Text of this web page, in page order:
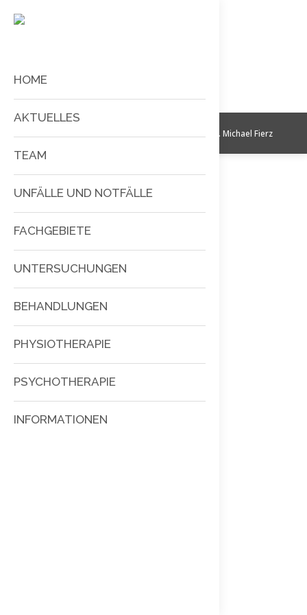
HOME
AKTUELLES
TEAM
UNFÄLLE UND NOTFÄLLE
FACHGEBIETE
UNTERSUCHUNGEN
BEHANDLUNGEN
PHYSIOTHERAPIE
PSYCHOTHERAPIE
INFORMATIONEN
Copyright © 2026 Dr. med. Michael Fierz